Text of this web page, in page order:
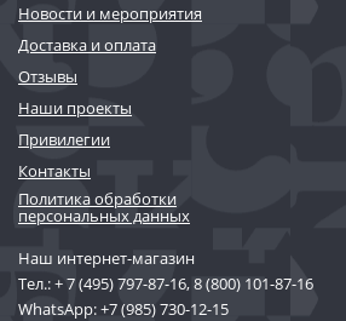
Новости и мероприятия
Доставка и оплата
Отзывы
Наши проекты
Привилегии
Контакты
Политика обработки
персональных данных
Наш интернет-магазин
Тел.:+ 7 (495) 797-87-16,8 (800) 101-87-16
WhatsApp:+7 (985) 730-12-15